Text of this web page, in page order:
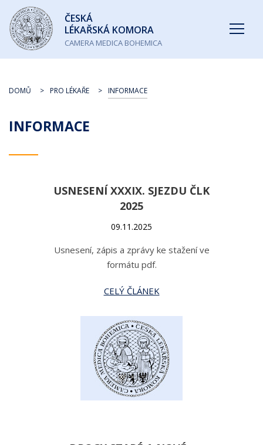
Česká
lékařská
komora
ČESKÁ
LÉKAŘSKÁ KOMORA
CAMERA MEDICA BOHEMICA
INFORMACE
DOMŮ PRO LÉKAŘE INFORMACE
USNESENÍ XXXIX. SJEZDU ČLK
2025
09.11.2025
Usnesení, zápis a zprávy ke stažení ve
formátu pdf.
CELÝ ČLÁNEK